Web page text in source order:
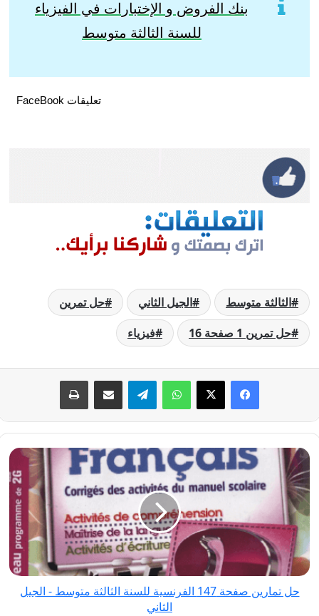
بنك الفروض و الإختبارات في الفيزياء
للسنة الثالثة متوسط
تعليقات FaceBook
الثالثة متوسط الجيل الثاني
حل تمرين
حل تمرين 1 صفحة 16
فيزياء
فيسبوك
‫X واتسابتيلقراممشاركة عبر البريد طباعة
حل
تمارين
صفحة
147
الفرنسية
للسنة
الثالثة
متوسط
حل تمارين صفحة 147 الفرنسية للسنة الثالثة متوسط - الجيل
الثاني